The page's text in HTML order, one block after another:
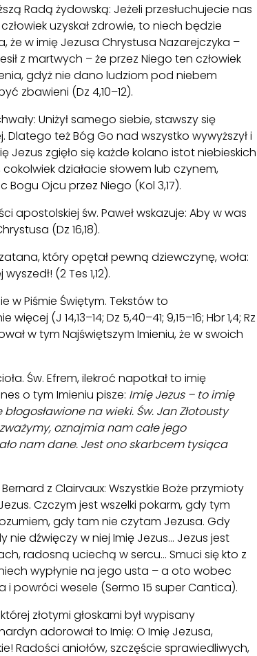
Radą żydowską: Jeżeli przesłuchujecie nas
uzyskał zdrowie, to niech będzie
że w imię Jezusa Chrystusa Nazarejczyka –
z martwych – że przez Niego ten człowiek
gdyż nie dano ludziom pod niebem
zbawieni (Dz 4,10–12).
Uniżył samego siebie, stawszy się
Dlatego też Bóg Go nad wszystko wywyższył i
Jezus zgięło się każde kolano istot niebieskich
działacie słowem lub czynem,
Ojcu przez Niego (Kol 3,17).
apostolskiej św. Paweł wskazuje: Aby w was
(Dz 16,18).
który opętał pewną dziewczynę, woła:
(2 Tes 1,12).
w Piśmie Świętym. Tekstów to
(J 14,13–14; Dz 5,40–41; 9,15–16; Hbr 1,4; Rz
w tym Najświętszym Imieniu, że w swoich
Św. Efrem, ilekroć napotkał to imię
o tym Imieniu pisze: Imię Jezus – to imię
na wieki. Św. Jan Złotousty
oznajmia nam całe jego
nam dane. Jest ono skarbcem tysiąca
z Clairvaux: Wszystkie Boże przymioty
Czczym jest wszelki pokarm, gdy tym
gdy tam nie czytam Jezusa. Gdy
dźwięczy w niej Imię Jezus... Jezus jest
radosną uciechą w sercu... Smuci się kto z
wypłynie na jego usta – a oto wobec
powróci wesele (Sermo 15 super Cantica).
złotymi głoskami był wypisany
adorował to Imię: O Imię Jezusa,
Radości aniołów, szczęście sprawiedliwych,